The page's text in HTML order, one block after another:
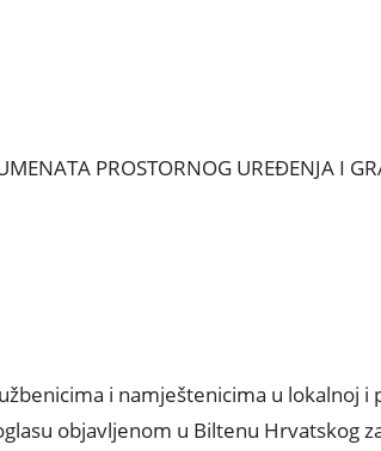
PROSTORNOG UREĐENJA I
i namještenicima u lokalnoj
objavljenom u Biltenu Hrvatskog